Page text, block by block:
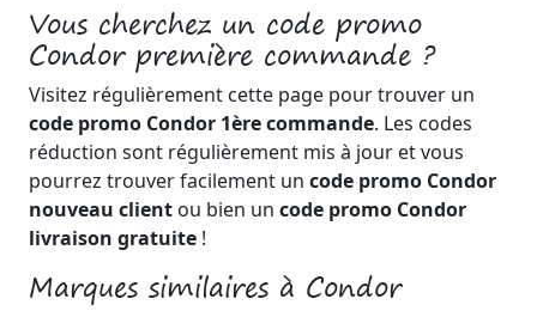
Vous cherchez un code promo
Condor première commande ?
Visitez régulièrement cette page pour trouver un
code promo Condor 1ère commande. Les codes
réduction sont régulièrement mis à jour et vous
pourrez trouver facilement un code promo Condor
nouveau client ou bien un code promo Condor
livraison gratuite !
Marques similaires à Condor